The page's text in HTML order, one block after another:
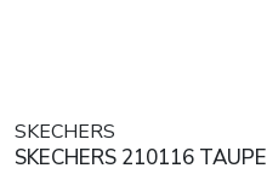
SKECHERS
SKECHERS 210116 TAUPE